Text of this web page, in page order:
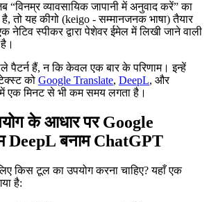
“विनम्र व्यावसायिक जापानी में अनुवाद करें” का
है, तो यह कीगो (keigo - सम्मानजनक भाषा) तैयार
नेटिव स्पीकर द्वारा पेशेवर ईमेल में लिखी जाने वाली
पैटर्न हैं, न कि केवल एक बार के परिणाम। इन्हें
को Google Translate, DeepL, और
एक मिनट से भी कम समय लगता है।
के आधार पर Google
DeepL बनाम ChatGPT
किस टूल का उपयोग करना चाहिए? यहाँ एक
है: